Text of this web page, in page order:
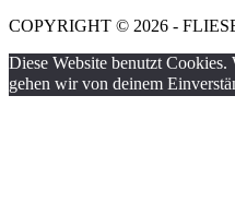
COPYRIGHT © 2026 -
Diese Website benutzt
gehen wir von deinem